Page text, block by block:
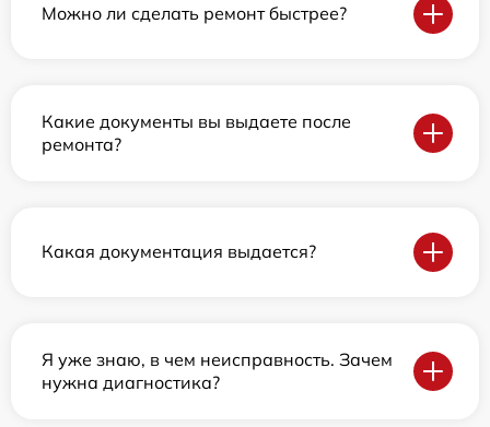
Можно ли сделать ремонт быстрее?
Какие документы вы выдаете после
ремонта?
Какая документация выдается?
Я уже знаю, в чем неисправность. Зачем
нужна диагностика?